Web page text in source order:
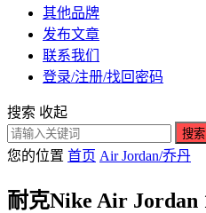
其他品牌
发布文章
联系我们
登录/注册/找回密码
搜索 收起
搜索
您的位置 首页 Air Jordan/乔丹
耐克Nike Air Jordan